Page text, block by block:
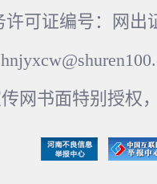
许可证编号：网出
网书面特别授权